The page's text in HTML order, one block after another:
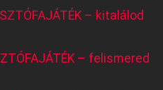
– kitalálod
– felismered